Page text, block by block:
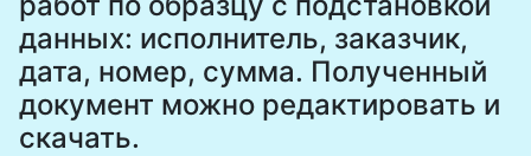
данных: исполнитель, заказчик,
дата, номер, сумма. Полученный
документ можно редактировать и
скачать.